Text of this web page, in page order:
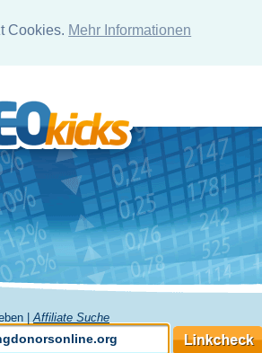
Cookies. Mehr Informationen
| Affiliate Suche